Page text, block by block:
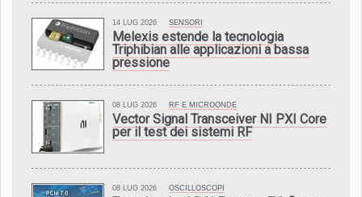
14 LUG 2026 SENSORI
Melexis estende la tecnologia
Triphibian alle applicazioni a bassa
pressione
08 LUG 2026 RF E MICROONDE
Vector Signal Transceiver NI PXI Core
per il test dei sistemi RF
08 LUG 2026 OSCILLOSCOPI